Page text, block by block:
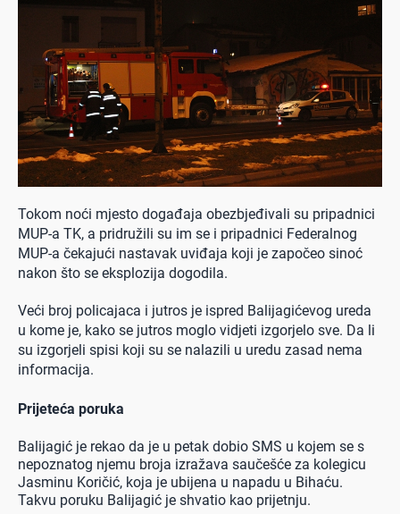
Tokom noći mjesto događaja obezbjeđivali su pripadnici
MUP-a TK, a pridružili su im se i pripadnici Federalnog
MUP-a čekajući nastavak uviđaja koji je započeo sinoć
nakon što se eksplozija dogodila.
Veći broj policajaca i jutros je ispred Balijagićevog ureda
u kome je, kako se jutros moglo vidjeti izgorjelo sve. Da li
su izgorjeli spisi koji su se nalazili u uredu zasad nema
informacija.
Prijeteća poruka
Balijagić je rekao da je u petak dobio SMS u kojem se s
nepoznatog njemu broja izražava saučešće za kolegicu
Jasminu Koričić, koja je ubijena u napadu u Bihaću.
Takvu poruku Balijagić je shvatio kao prijetnju.